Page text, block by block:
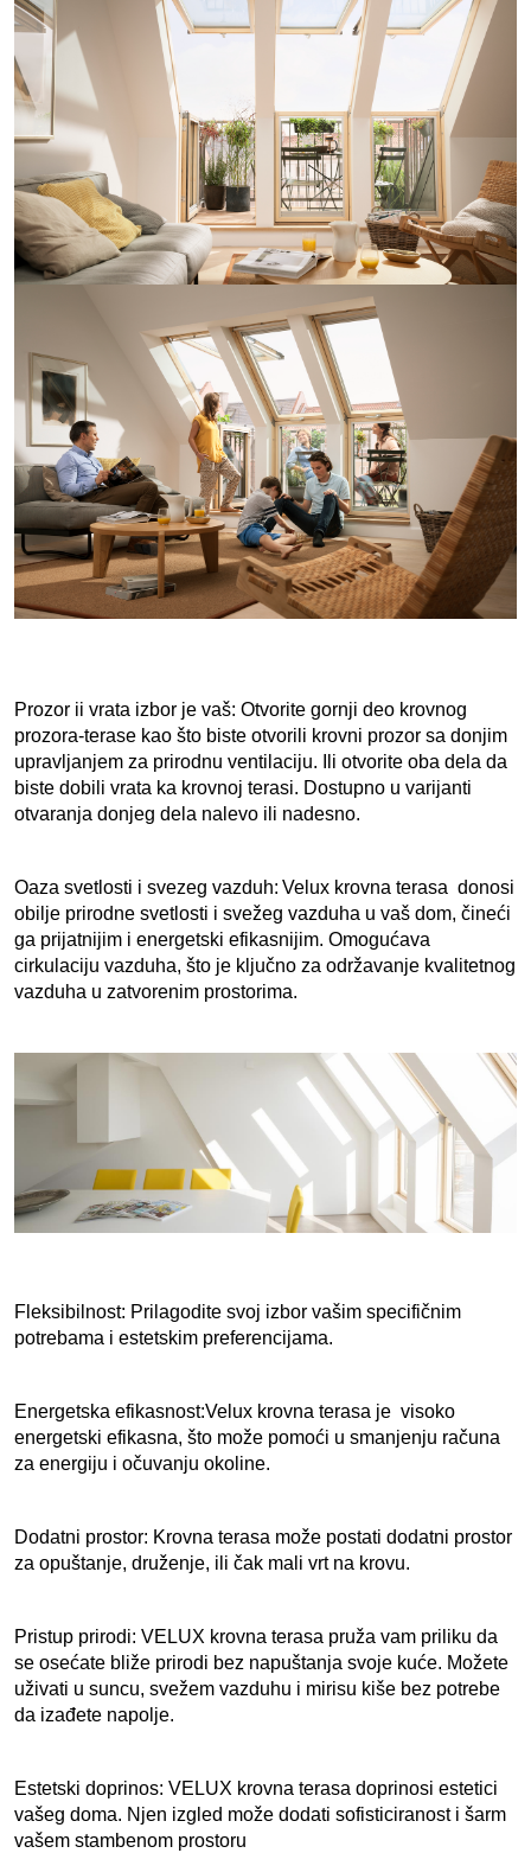
Prozor ii vrata izbor je vaš: Otvorite gornji deo krovnog
prozora-terase kao što biste otvorili krovni prozor sa donjim
upravljanjem za prirodnu ventilaciju. Ili otvorite oba dela da
biste dobili vrata ka krovnoj terasi. Dostupno u varijanti
otvaranja donjeg dela nalevo ili nadesno.
Oaza svetlosti i svezeg vazduh: Velux krovna terasa  donosi
obilje prirodne svetlosti i svežeg vazduha u vaš dom, čineći
ga prijatnijim i energetski efikasnijim. Omogućava
cirkulaciju vazduha, što je ključno za održavanje kvalitetnog
vazduha u zatvorenim prostorima.
Fleksibilnost: Prilagodite svoj izbor vašim specifičnim
potrebama i estetskim preferencijama.
Energetska efikasnost:Velux krovna terasa je  visoko
energetski efikasna, što može pomoći u smanjenju računa
za energiju i očuvanju okoline.
Dodatni prostor: Krovna terasa može postati dodatni prostor
za opuštanje, druženje, ili čak mali vrt na krovu.
Pristup prirodi: VELUX krovna terasa pruža vam priliku da
se osećate bliže prirodi bez napuštanja svoje kuće. Možete
uživati u suncu, svežem vazduhu i mirisu kiše bez potrebe
da izađete napolje.
Estetski doprinos: VELUX krovna terasa doprinosi estetici
vašeg doma. Njen izgled može dodati sofisticiranost i šarm
vašem stambenom prostoru